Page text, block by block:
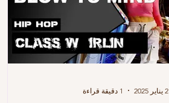
2 يناير 2025 1 دقيقة قراءة